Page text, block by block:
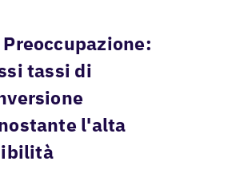
tassi di
l'alta